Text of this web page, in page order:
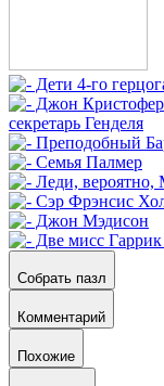
Собрать пазл
Комментарий
Похожие